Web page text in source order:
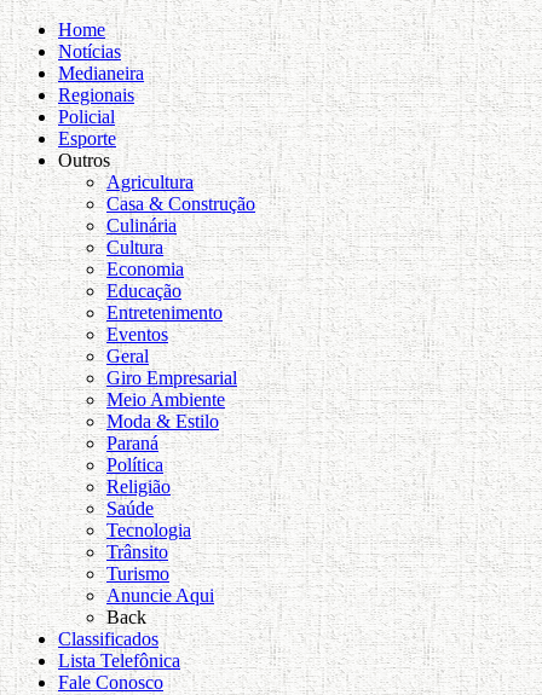
Home
Notícias
Medianeira
Regionais
Policial
Esporte
Outros
Agricultura
Casa & Construção
Culinária
Cultura
Economia
Educação
Entretenimento
Eventos
Geral
Giro Empresarial
Meio Ambiente
Moda & Estilo
Paraná
Política
Religião
Saúde
Tecnologia
Trânsito
Turismo
Anuncie Aqui
Back
Classificados
Lista Telefônica
Fale Conosco